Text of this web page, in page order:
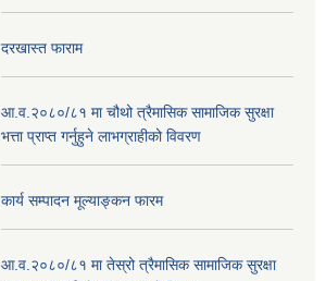
दरखास्त फाराम
आ.व.२०८०/८१ मा चौथो त्रैमासिक सामाजिक सुरक्षा
भत्ता प्राप्त गर्नुहुने लाभग्राहीको विवरण
कार्य सम्पादन मूल्याङ्कन फारम
आ.व.२०८०/८१ मा तेस्रो त्रैमासिक सामाजिक सुरक्षा